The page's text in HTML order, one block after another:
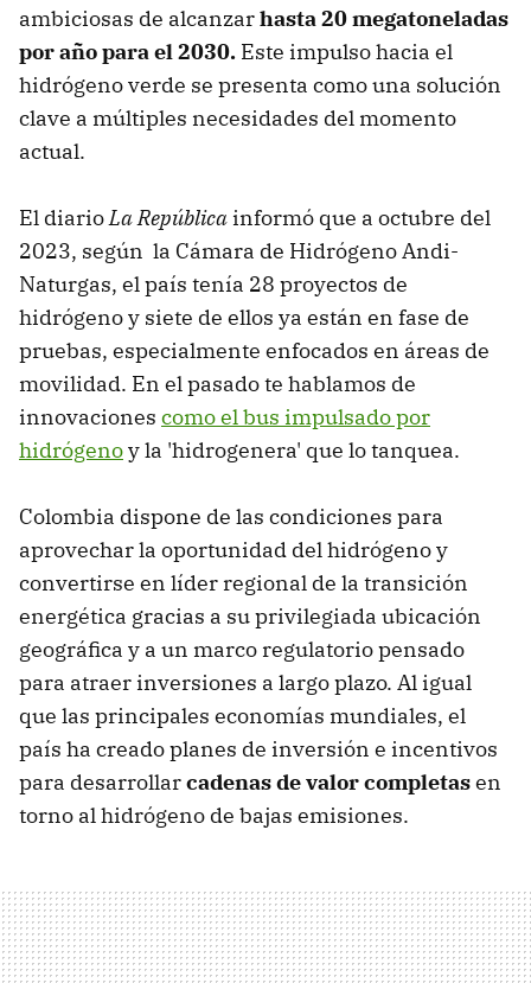
ambiciosas de alcanzarhasta 20 megatoneladas
por año para el 2030. Este impulso hacia el
hidrógeno verde se presenta como una solución
clave a múltiples necesidades del momento
actual.
El diarioLa República informó que a octubre del
2023, según la Cámara de Hidrógeno Andi-
Naturgas, el país tenía 28 proyectos de
hidrógeno y siete de ellos ya están en fase de
pruebas, especialmente enfocados en áreas de
movilidad. En el pasado te hablamos de
innovaciones como el bus impulsado por
hidrógenoy la 'hidrogenera' que lo tanquea.
Colombia dispone de las condiciones para
aprovechar la oportunidad del hidrógeno y
convertirse en líder regional de la transición
energética gracias a su privilegiada ubicación
geográfica y a un marco regulatorio pensado
para atraer inversiones a largo plazo. Al igual
que las principales economías mundiales, el
país ha creado planes de inversión e incentivos
para desarrollarcadenas de valor completasen
torno al hidrógeno de bajas emisiones.